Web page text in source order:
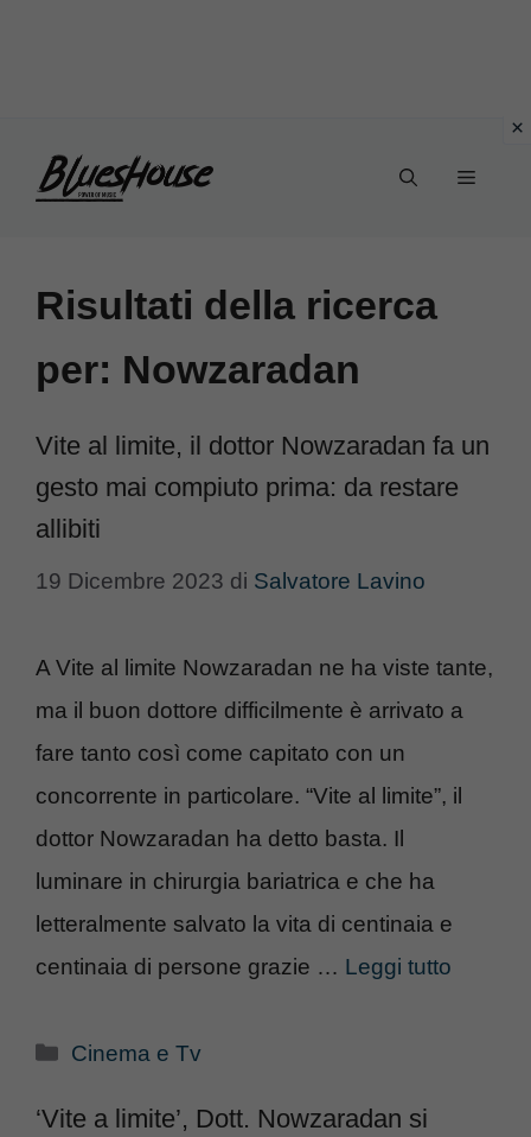
Menu
Risultati della ricerca
per: Nowzaradan
Vite al limite, il dottor Nowzaradan fa un
gesto mai compiuto prima: da restare
allibiti
19 Dicembre 2023 di Salvatore Lavino
A Vite al limite Nowzaradan ne ha viste tante,
ma il buon dottore difficilmente è arrivato a
fare tanto così come capitato con un
concorrente in particolare. “Vite al limite”, il
dottor Nowzaradan ha detto basta. Il
luminare in chirurgia bariatrica e che ha
letteralmente salvato la vita di centinaia e
centinaia di persone grazie … Leggi tutto
Categorie
Cinema e Tv
‘Vite a limite’, Dott. Nowzaradan si